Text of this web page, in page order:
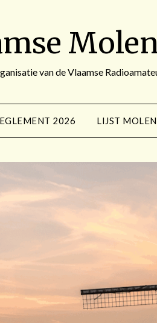
van de Vlaamse
2026 LIJST